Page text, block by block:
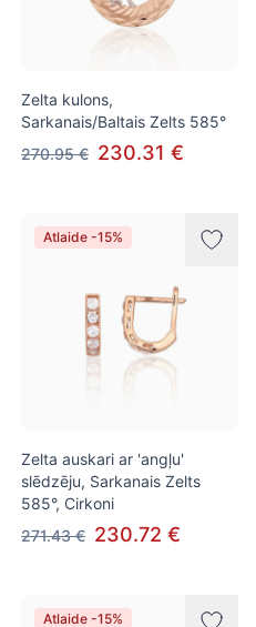
Zelta kulons,
Sarkanais/Baltais Zelts 585°
270.95 € 230.31 €
Atlaide -15%
Zelta auskari ar 'angļu'
slēdzēju, Sarkanais Zelts
585°, Cirkoni
271.43 € 230.72 €
Atlaide -15%